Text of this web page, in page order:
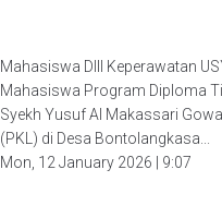
Mahasiswa DIII Keperawatan
Mahasiswa Program Diploma
Syekh Yusuf Al Makassari
(PKL) di Desa Bontolangkasa...
Mon, 12 January 2026 | 9:07